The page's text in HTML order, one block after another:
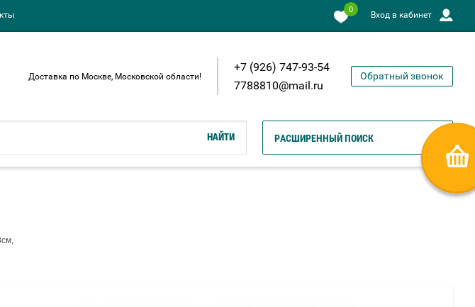
0
Вход в кабинет
Доставка по Москве, Московской области!
+7 (926) 747-93-54
7788810@mail.ru
Обратный звонок
РАСШИРЕННЫЙ ПОИСК
НАЙТИ